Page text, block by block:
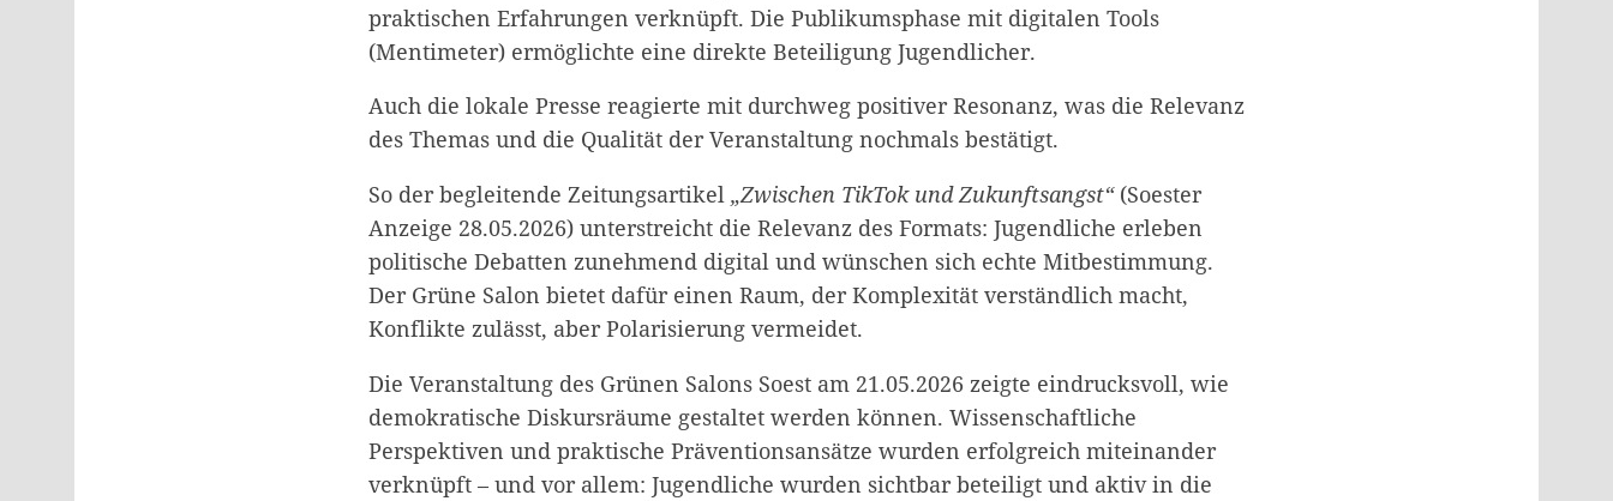
praktischen Erfahrungen verknüpft. Die Publikumsphase mit digitalen Tools
(Mentimeter) ermöglichte eine direkte Beteiligung Jugendlicher.
Auch die lokale Presse reagierte mit durchweg positiver Resonanz, was die Relevanz
des Themas und die Qualität der Veranstaltung nochmals bestätigt.
So der begleitende Zeitungsartikel „Zwischen TikTok und Zukunftsangst“(Soester
Anzeige 28.05.2026) unterstreicht die Relevanz des Formats: Jugendliche erleben
politische Debatten zunehmend digital und wünschen sich echte Mitbestimmung.
Der Grüne Salon bietet dafür einen Raum, derKomplexität verständlich macht,
Konflikte zulässt, aberPolarisierung vermeidet.
Die Veranstaltung des Grünen Salons Soest am 21.05.2026 zeigte eindrucksvoll, wie
demokratische Diskursräume gestaltet werden können. Wissenschaftliche
Perspektiven und praktische Präventionsansätze wurden erfolgreich miteinander
verknüpft – und vor allem: Jugendliche wurden sichtbar beteiligt und aktiv in die